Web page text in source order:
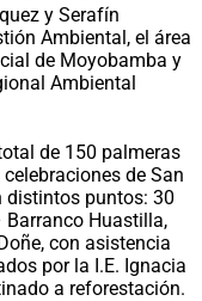
y Serafín
Ambiental, el área
de Moyobamba y
Ambiental
de 150 palmeras
de San
distintos puntos: 30
Barranco Huastilla,
con asistencia
por la I.E. Ignacia
a reforestación.